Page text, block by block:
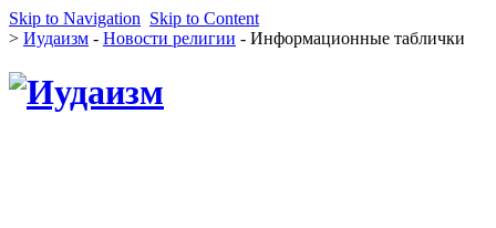
Skip to Navigation Skip to Content
> Иудаизм - Новости религии - Информационные таблички